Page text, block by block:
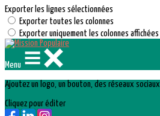
Exporter les lignes sélectionnées
Exporter toutes les colonnes
Exporter uniquement les colonnes affichées
Menu
Ajoutez un logo, un bouton, des réseaux sociaux
Cliquez pour éditer